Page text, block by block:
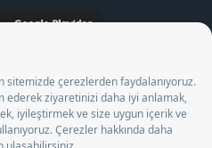
and Consultancy Inc. as a
to operate between 13/05/2025 -
Agency by 18/04/2025 date